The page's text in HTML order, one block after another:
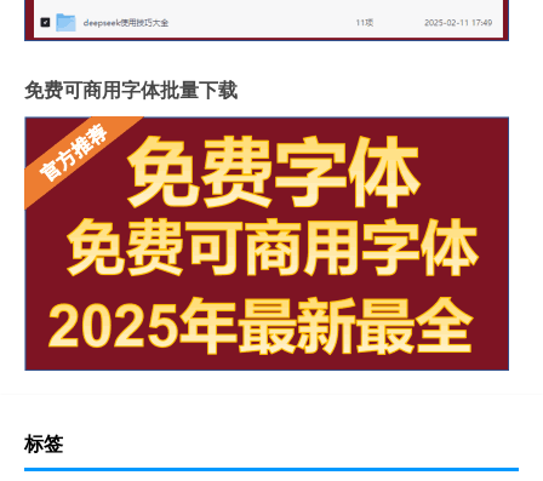
免费可商用字体批量下载
标签